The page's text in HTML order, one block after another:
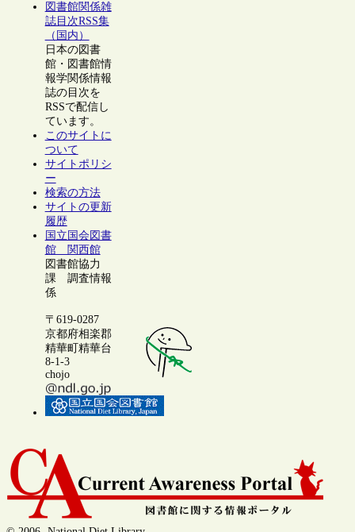
図書館関係雑
誌目次RSS集
（国内）
日本の図書
館・図書館情
報学関係情報
誌の目次を
RSSで配信し
ています。
このサイトに
ついて
サイトポリシ
ー
検索の方法
サイトの更新
履歴
国立国会図書
館 関西館
図書館協力
課 調査情報
係
〒619-0287
京都府相楽郡
精華町精華台
8-1-3
chojo